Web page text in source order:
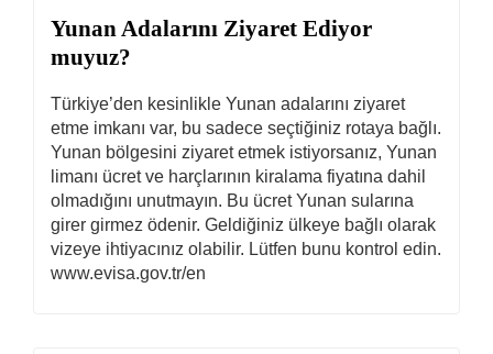
Yunan Adalarını Ziyaret Ediyor
muyuz?
Türkiye’den kesinlikle Yunan adalarını ziyaret
etme imkanı var, bu sadece seçtiğiniz rotaya bağlı.
Yunan bölgesini ziyaret etmek istiyorsanız, Yunan
limanı ücret ve harçlarının kiralama fiyatına dahil
olmadığını unutmayın. Bu ücret Yunan sularına
girer girmez ödenir. Geldiğiniz ülkeye bağlı olarak
vizeye ihtiyacınız olabilir. Lütfen bunu kontrol edin.
www.evisa.gov.tr/en